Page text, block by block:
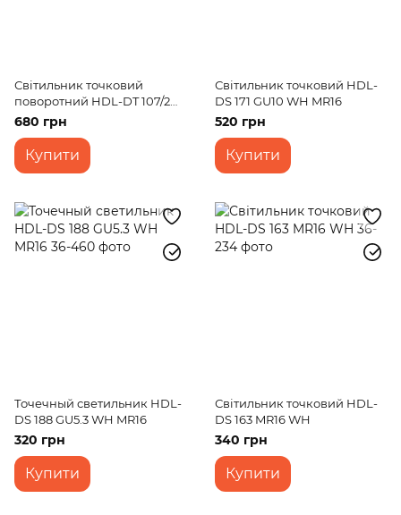
Світильник точковий
поворотний HDL-DT 107/2
MR16
680 грн
Купити
Світильник точковий HDL-
DS 171 GU10 WH MR16
520 грн
Купити
Точечный светильник HDL-
DS 188 GU5.3 WH MR16
320 грн
Купити
Світильник точковий HDL-
DS 163 MR16 WH
340 грн
Купити